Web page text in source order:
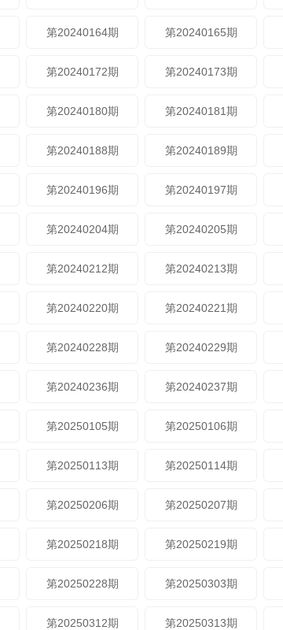
第20240164期 第20240165期
第20240172期 第20240173期
第20240180期 第20240181期
第20240188期 第20240189期
第20240196期 第20240197期
第20240204期 第20240205期
第20240212期 第20240213期
第20240220期 第20240221期
第20240228期 第20240229期
第20240236期 第20240237期
第20250105期 第20250106期
第20250113期 第20250114期
第20250206期 第20250207期
第20250218期 第20250219期
第20250228期 第20250303期
第20250312期 第20250313期